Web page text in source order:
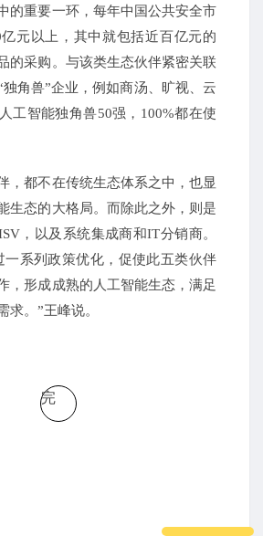
的重要一环，每年中国公共安全市
元以上，其中就包括近百亿元的
的采购。与该类生态伙伴紧密关联
角兽”企业，例如商汤、 旷视、云
工智能独角兽50强，100%都在使
，都不在传统生态体系之中，也显
生态的大格局。而除此之外，则是
，以及系统集成商和IT分销商。
一系列政策优化，促使此五类伙伴
，形成成熟的人工智能生态，满足
求。”王峰说。
完